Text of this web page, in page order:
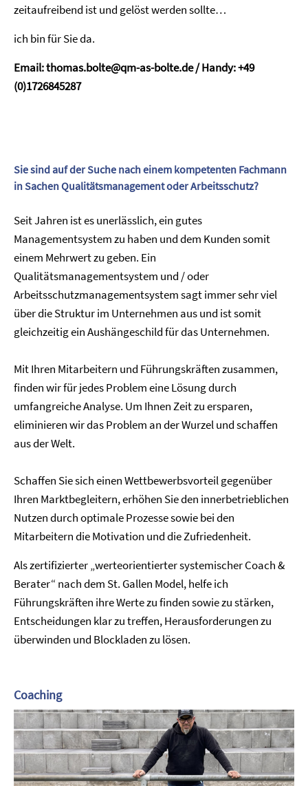
zeitaufreibend ist und gelöst werden sollte…
ich bin für Sie da.
Email: thomas.bolte@qm-as-bolte.de / Handy: +49
(0)1726845287
Sie sind auf der Suche nach einem kompetenten Fachmann
in Sachen Qualitätsmanagement oder Arbeitsschutz?
Seit Jahren ist es unerlässlich, ein gutes
Managementsystem zu haben und dem Kunden somit
einem Mehrwert zu geben. Ein
Qualitätsmanagementsystem und / oder
Arbeitsschutzmanagementsystem sagt immer sehr viel
über die Struktur im Unternehmen aus und ist somit
gleichzeitig ein Aushängeschild für das Unternehmen.
Mit Ihren Mitarbeitern und Führungskräften zusammen,
finden wir für jedes Problem eine Lösung durch
umfangreiche Analyse. Um Ihnen Zeit zu ersparen,
eliminieren wir das Problem an der Wurzel und schaffen
aus der Welt.
Schaffen Sie sich einen Wettbewerbsvorteil gegenüber
Ihren Marktbegleitern, erhöhen Sie den innerbetrieblichen
Nutzen durch optimale Prozesse sowie bei den
Mitarbeitern die Motivation und die Zufriedenheit.
Als zertifizierter „werteorientierter systemischer Coach &
Berater“ nach dem St. Gallen Model, helfe ich
Führungskräften ihre Werte zu finden sowie zu stärken,
Entscheidungen klar zu treffen, Herausforderungen zu
überwinden und Blockladen zu lösen.
Coaching